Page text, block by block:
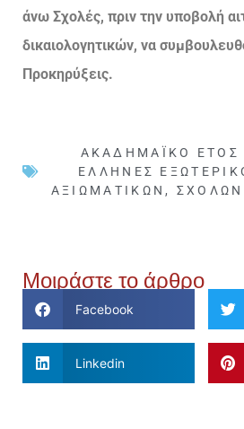
άνω Σχολές, πριν την υποβολή
δικαιολογητικών, να
Προκηρύξεις.
ΑΚΑΔΗΜΑΪΚΌ ΈΤΟΣ
ΈΛΛΗΝΕΣ
ΑΞΙΩΜΑΤΙΚΏΝ ,
Μοιράστε το άρθρο
Facebook
Linkedin